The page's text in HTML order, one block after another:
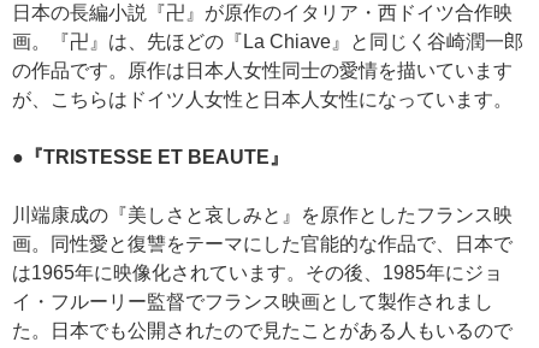
日本の長編小説『卍』が原作のイタリア・西ドイツ合作映
画。『卍』は、先ほどの『La Chiave』と同じく谷崎潤一郎
の作品です。原作は日本人女性同士の愛情を描いています
が、こちらはドイツ人女性と日本人女性になっています。
●『TRISTESSE ET BEAUTE』
川端康成の『美しさと哀しみと』を原作としたフランス映
画。同性愛と復讐をテーマにした官能的な作品で、日本で
は1965年に映像化されています。その後、1985年にジョ
イ・フルーリー監督でフランス映画として製作されまし
た。日本でも公開されたので見たことがある人もいるので